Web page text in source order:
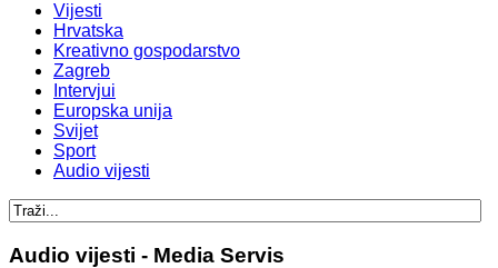
Vijesti
Hrvatska
Kreativno gospodarstvo
Zagreb
Intervjui
Europska unija
Svijet
Sport
Audio vijesti
Audio vijesti - Media Servis